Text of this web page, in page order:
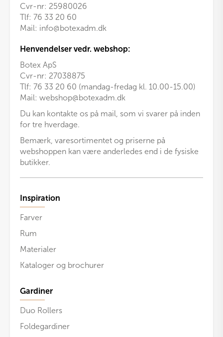
Cvr-nr: 25980026
Tlf: 76 33 20 60
Mail: info@botexadm.dk
Henvendelser vedr. webshop:
Botex ApS
Cvr-nr: 27038875
Tlf: 76 33 20 60 (mandag-fredag kl. 10.00-15.00)
Mail: webshop@botexadm.dk
Du kan kontakte os på mail, som vi svarer på inden
for tre hverdage.
Bemærk, varesortimentet og priserne på
webshoppen kan være anderledes end i de fysiske
butikker.
Inspiration
Farver
Rum
Materialer
Kataloger og brochurer
Gardiner
Duo Rollers
Foldegardiner